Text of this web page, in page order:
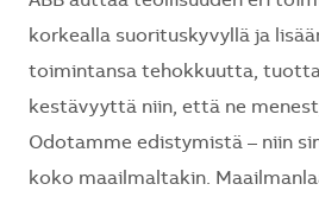
korkealla suorituskyvyllä ja
toimintansa tehokkuutta,
kestävyyttä niin, että ne
Odotamme edistymistä – niin
koko maailmaltakin.